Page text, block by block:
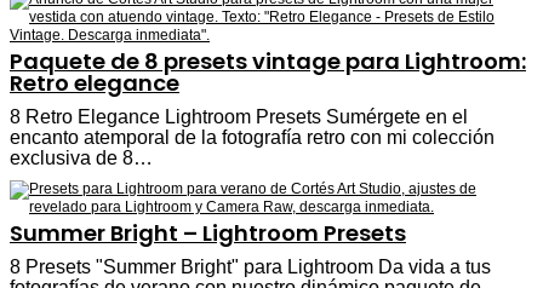
Paquete de 8 presets vintage para Lightroom:
Retro elegance
8 Retro Elegance Lightroom Presets Sumérgete en el
encanto atemporal de la fotografía retro con mi colección
exclusiva de 8…
Summer Bright – Lightroom Presets
8 Presets "Summer Bright" para Lightroom Da vida a tus